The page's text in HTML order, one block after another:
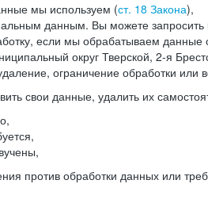
мы используем (ст. 18 Закона),
данным. Вы можете
если мы обрабатываем данные
округ Тверской, 2-я
ограничение обработки или
свои данные, удалить их
против обработки данных или